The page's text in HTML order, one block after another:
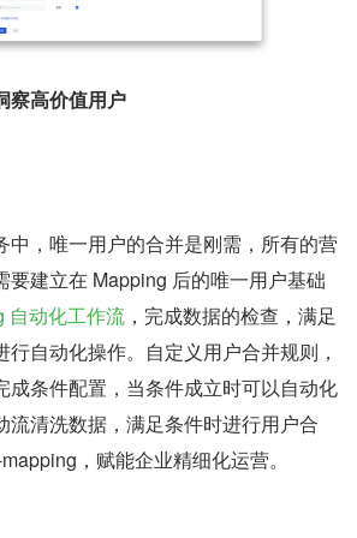
察高价值用户
中，唯一用户的合并是刚需，所有的营
要建立在 Mapping 后的唯一用户基础
自动化工作流 ，完成数据的检查，满足
自动化操作。自定义用户合并规则，
成条件配置，当条件成立时可以自动化
流清洗数据，满足条件时进行用户合
，赋能企业精细化运营。